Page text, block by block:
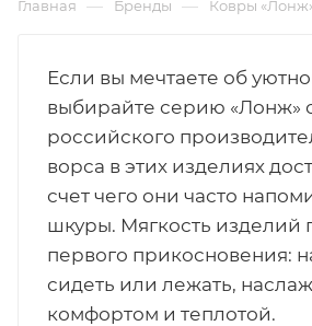
Главная — Бренды — Ковры
Если вы мечтаете об
выбирайте серию «Лонж»
российского
ворса в этих изделиях
счет чего они часто
шкуры. Мягкость изделий
первого прикосновения:
сидеть или лежать,
комфортом и теплотой.